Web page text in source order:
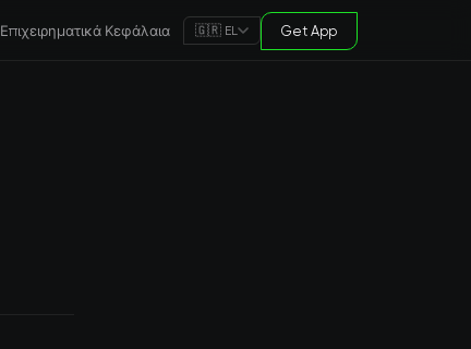
Επιχειρηματικά Κεφάλαια 🇬🇷 EL Get App